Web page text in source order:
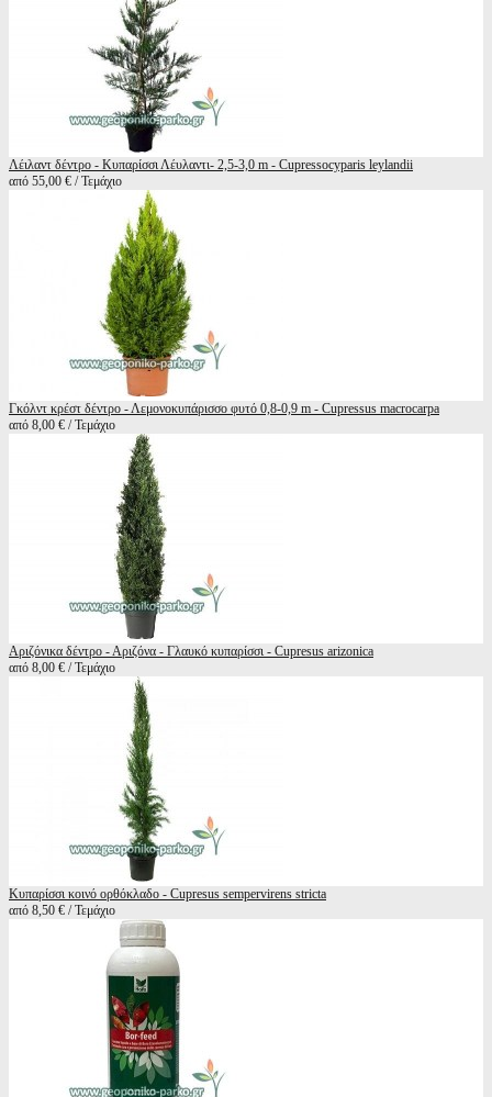
Λέιλαντ δέντρο - Κυπαρίσσι Λέυλαντι- 2,5-3,0 m - Cupressocyparis leylandii
από 55,00 € / Τεμάχιο
Γκόλντ κρέστ δέντρο - Λεμονοκυπάρισσο φυτό 0,8-0,9 m - Cupressus macrocarpa
από 8,00 € / Τεμάχιο
Αριζόνικα δέντρο - Αριζόνα - Γλαυκό κυπαρίσσι - Cupresus arizonica
από 8,00 € / Τεμάχιο
Κυπαρίσσι κοινό ορθόκλαδο - Cupresus sempervirens stricta
από 8,50 € / Τεμάχιο